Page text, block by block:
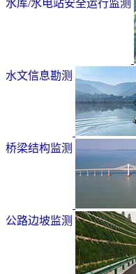
水库/水电站安全运行监测
水文信息勘测
桥梁结构监测
公路边坡监测